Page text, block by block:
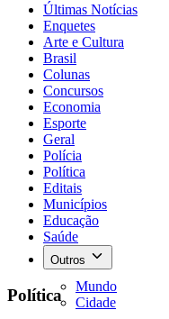
Últimas Notícias
Enquetes
Arte e Cultura
Brasil
Colunas
Concursos
Economia
Esporte
Geral
Polícia
Política
Editais
Municípios
Educação
Saúde
Outros
Mundo
Cidade
Política